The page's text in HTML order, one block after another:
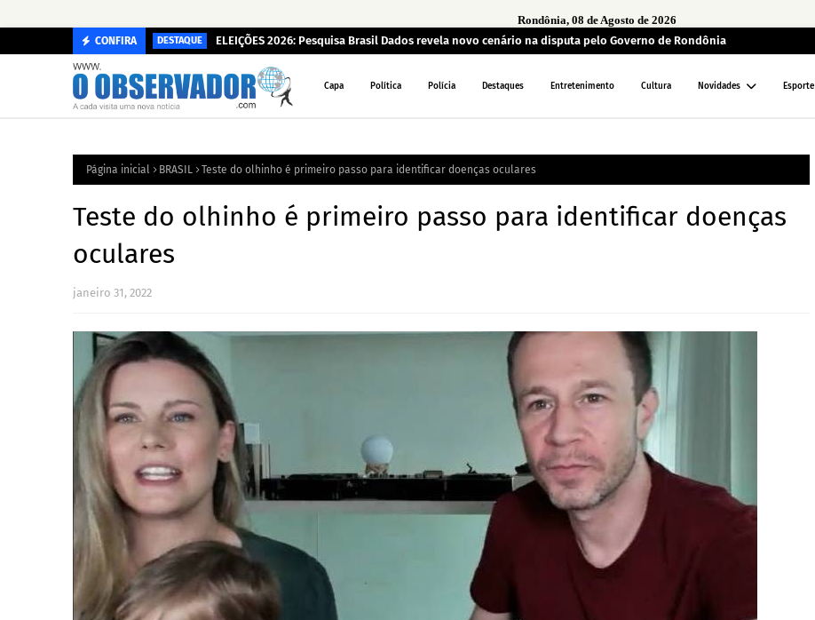
Rondônia, 08 de Agosto de 2026
CONFIRA DESTAQUE ELEIÇÕES 2026: Pesquisa Brasil Dados revela novo cenário na disputa pelo Governo de Rondônia
Capa Política Polícia Destaques Entretenimento Cultura Novidades Esporte
Página inicial BRASIL Teste do olhinho é primeiro passo para identificar doenças oculares
Teste do olhinho é primeiro passo para identificar doenças
oculares
janeiro 31, 2022